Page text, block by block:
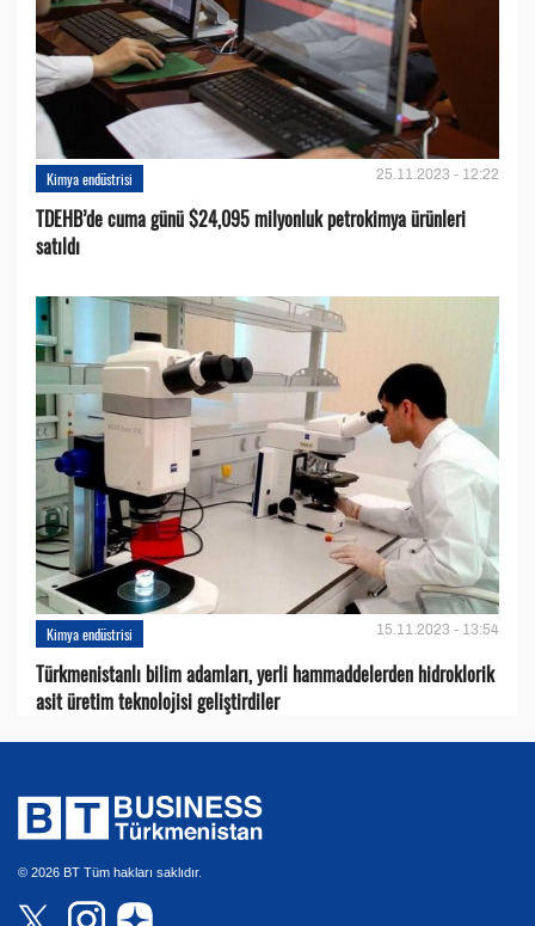
Kimya endüstrisi 25.11.2023 - 12:22
TDEHB’de cuma günü $24,095 milyonluk petrokimya ürünleri
satıldı
Kimya endüstrisi 15.11.2023 - 13:54
Türkmenistanlı bilim adamları, yerli hammaddelerden hidroklorik
asit üretim teknolojisi geliştirdiler
© 2026 BT Tüm hakları saklıdır.